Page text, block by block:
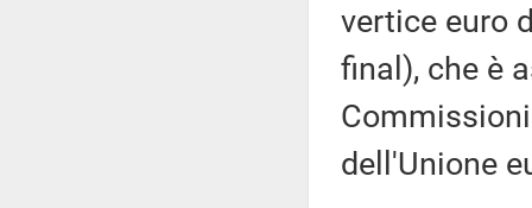
vertice euro
final), che è
dell'Unione